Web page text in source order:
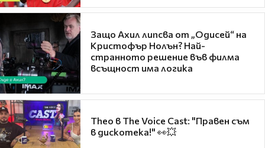
Защо Ахил липсва от „Одисей“ на
Кристофър Нолън? Най-
странното решение във филма
всъщност има логика
Theo в The Voice Cast: "Правен съм
в дискотека!" 👀💥